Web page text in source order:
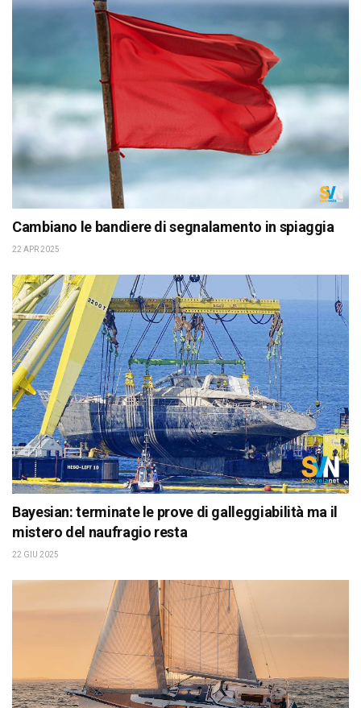
Cambiano le bandiere di segnalamento in spiaggia
22 APR 2025
Bayesian: terminate le prove di galleggiabilità ma il
mistero del naufragio resta
22 GIU 2025